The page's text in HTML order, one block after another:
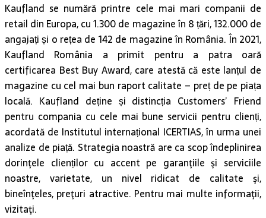
Kaufland se numără printre cele mai mari companii de
retail din Europa, cu 1.300 de magazine în 8 țări, 132.000 de
angajați și o rețea de 142 de magazine în România. În 2021,
Kaufland România a primit pentru a patra oară
certificarea Best Buy Award, care atestă că este lanțul de
magazine cu cel mai bun raport calitate – preț de pe piața
locală. Kaufland deține și distincția Customers’ Friend
pentru compania cu cele mai bune servicii pentru clienți,
acordată de Institutul internațional ICERTIAS, în urma unei
analize de piață. Strategia noastră are ca scop îndeplinirea
dorinţele clienților cu accent pe garanţiile şi serviciile
noastre, varietate, un nivel ridicat de calitate şi,
bineînţeles, preţuri atractive. Pentru mai multe informaţii,
vizitaţi.